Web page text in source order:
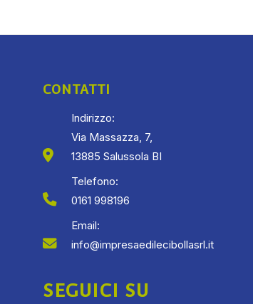
CONTATTI
Indirizzo:
Via Massazza, 7,
13885 Salussola BI
Telefono:
0161 998196
Email:
info@impresaedilecibollasrl.it
SEGUICI SU